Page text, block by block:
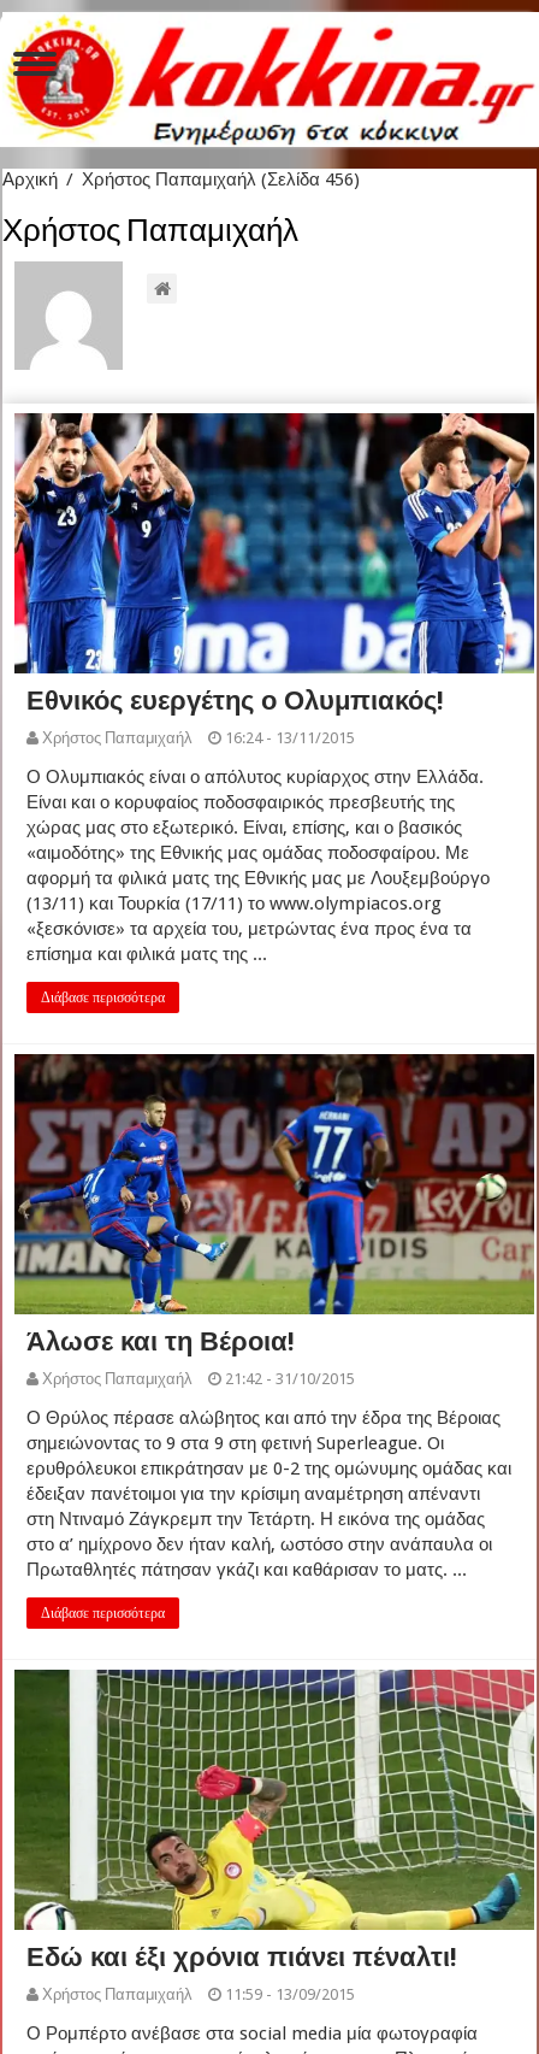
Αρχική / Χρήστος Παπαμιχαήλ (Σελίδα 456)
Χρήστος Παπαμιχαήλ
Εθνικός ευεργέτης ο Ολυμπιακός!
Χρήστος Παπαμιχαήλ 16:24 - 13/11/2015
Ο Ολυμπιακός είναι ο απόλυτος κυρίαρχος στην Ελλάδα.
Είναι και ο κορυφαίος ποδοσφαιρικός πρεσβευτής της
χώρας μας στο εξωτερικό. Είναι, επίσης, και ο βασικός
«αιμοδότης» της Εθνικής μας ομάδας ποδοσφαίρου. Με
αφορμή τα φιλικά ματς της Εθνικής μας με Λουξεμβούργο
(13/11) και Τουρκία (17/11) το www.olympiacos.org
«ξεσκόνισε» τα αρχεία του, μετρώντας ένα προς ένα τα
επίσημα και φιλικά ματς της ...
Διάβασε περισσότερα
Άλωσε και τη Βέροια!
Χρήστος Παπαμιχαήλ 21:42 - 31/10/2015
Ο Θρύλος πέρασε αλώβητος και από την έδρα της Βέροιας
σημειώνοντας το 9 στα 9 στη φετινή Superleague. Oι
ερυθρόλευκοι επικράτησαν με 0-2 της ομώνυμης ομάδας και
έδειξαν πανέτοιμοι για την κρίσιμη αναμέτρηση απέναντι
στη Ντιναμό Ζάγκρεμπ την Τετάρτη. Η εικόνα της ομάδας
στο α’ ημίχρονο δεν ήταν καλή, ωστόσο στην ανάπαυλα οι
Πρωταθλητές πάτησαν γκάζι και καθάρισαν το ματς. ...
Διάβασε περισσότερα
Εδώ και έξι χρόνια πιάνει πέναλτι!
Χρήστος Παπαμιχαήλ 11:59 - 13/09/2015
Ο Ρομπέρτο ανέβασε στα social media μία φωτογραφία